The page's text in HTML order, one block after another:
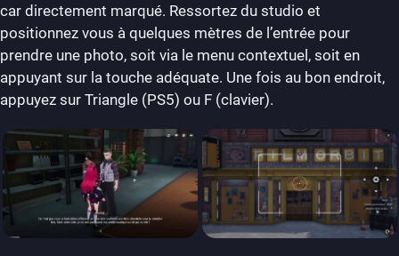
car directement marqué. Ressortez du studio et
positionnez vous à quelques mètres de l’entrée pour
prendre une photo, soit via le menu contextuel, soit en
appuyant sur la touche adéquate. Une fois au bon endroit,
appuyez sur Triangle (PS5) ou F (clavier).